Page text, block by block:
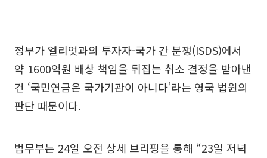
정부가 엘리엇과의 투자자-국가 간 분쟁(ISDS)에서
약 1600억원 배상 책임을 뒤집는 취소 결정을 받아낸
건 ‘국민연금은 국가기관이 아니다’라는 영국 법원의
판단 때문이다.
법무부는 24일 오전 상세 브리핑을 통해 “23일 저녁